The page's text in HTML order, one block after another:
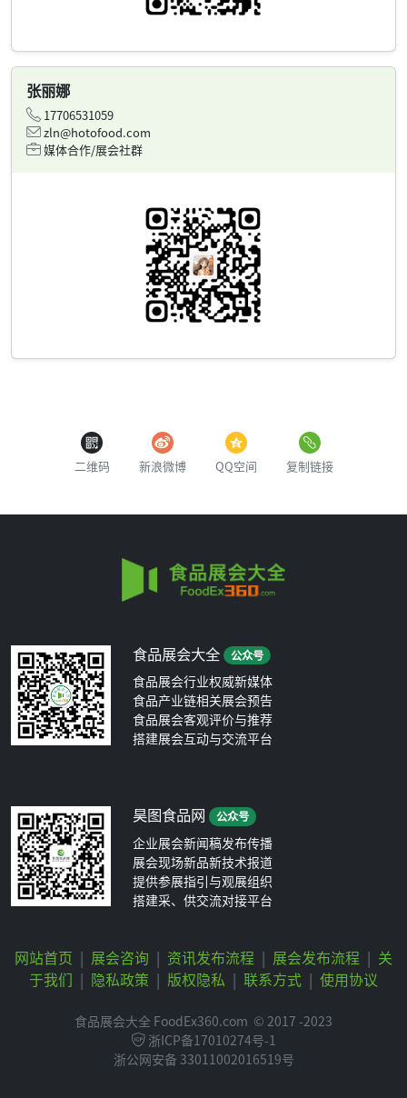
张丽娜
17706531059
zln@hotofood.com
媒体合作/展会社群
二维码 新浪微博 QQ空间 复制链接
食品展会大全 公众号
食品展会行业权威新媒体
食品产业链相关展会预告
食品展会客观评价与推荐
搭建展会互动与交流平台
昊图食品网 公众号
企业展会新闻稿发布传播
展会现场新品新技术报道
提供参展指引与观展组织
搭建采、供交流对接平台
网站首页 | 展会咨询 | 资讯发布流程 | 展会发布流程 | 关
于我们 | 隐私政策 | 版权隐私 | 联系方式 | 使用协议
食品展会大全 FoodEx360.com © 2017 -2023
浙ICP备17010274号-1
浙公网安备 33011002016519号